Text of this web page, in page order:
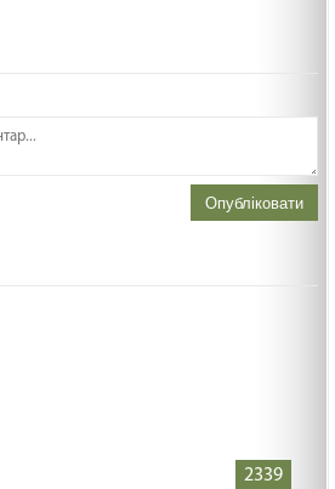
Опубліковати
2339